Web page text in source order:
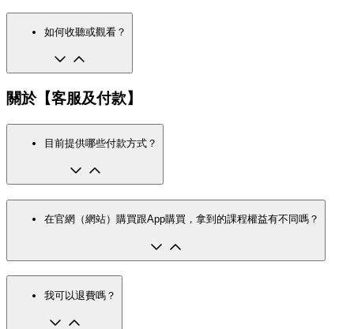
如何收聽或觀看？
關於【客服及付款】
目前提供哪些付款方式？
在官網（網站）購買跟App購買，拿到的課程權益有不同嗎？
我可以退費嗎？